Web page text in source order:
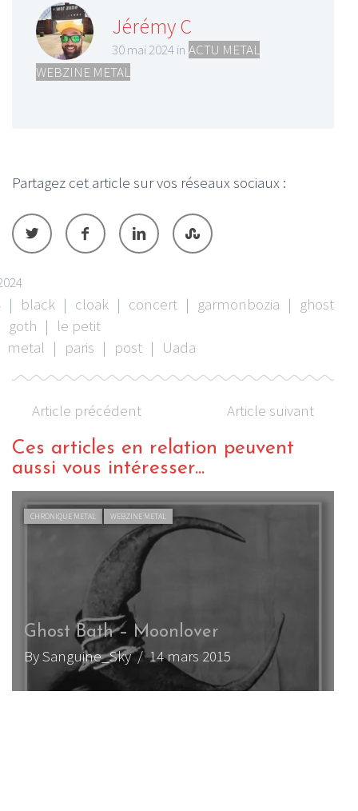
Jérémy C
30 mai 2024 in ACTU METAL
WEBZINE METAL
Partagez cet article sur vos réseaux sociaux :
| black | cloak | concert | garmonbozia | ghost
goth | le petit
metal | paris | post | Uada
Article précédent Article suivant
Ces articles en relation peuvent
aussi vous intéresser...
LIVE REPORT METAL WEBZINE METAL
Uada au Hellfest 2019
By Felix Darricau/ 7 septembre 2019